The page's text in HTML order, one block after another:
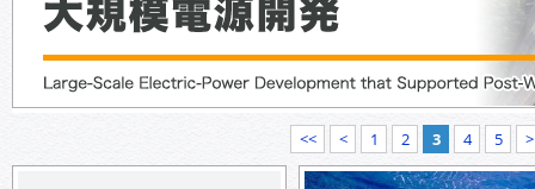
<< < 1 2 3 4 5 >